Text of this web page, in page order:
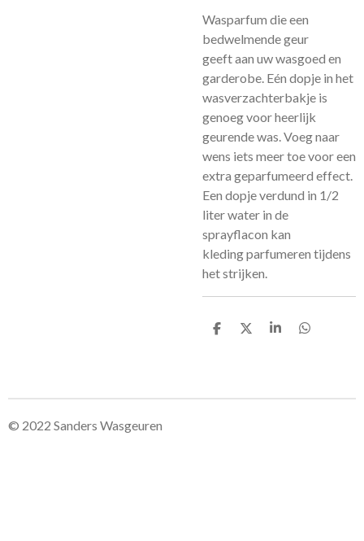
Wasparfum die een
bedwelmende geur
geeft aan uw wasgoed en
garderobe. Eén dopje in het
wasverzachterbakje is
genoeg voor heerlijk
geurende was. Voeg naar
wens iets meer toe voor een
extra geparfumeerd effect.
Een dopje verdund in 1/2
liter water in de
sprayflacon kan
kleding parfumeren tijdens
het strijken.
D
D
S
D
© 2022 Sanders Wasgeuren